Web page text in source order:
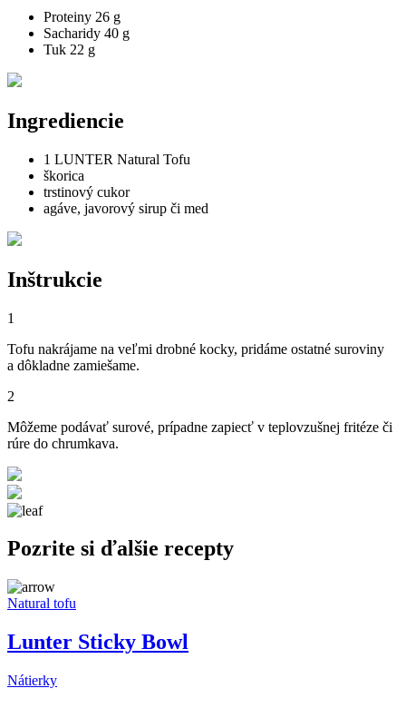
Proteiny 26 g
Sacharidy 40 g
Tuk 22 g
Ingrediencie
1 LUNTER Natural Tofu
škorica
trstinový cukor
agáve, javorový sirup či med
Inštrukcie
1
Tofu nakrájame na veľmi drobné kocky, pridáme ostatné suroviny
a dôkladne zamiešame.
2
Môžeme podávať surové, prípadne zapiecť v teplovzušnej fritéze či
rúre do chrumkava.
Pozrite si ďalšie recepty
Natural tofu
Lunter Sticky Bowl
Nátierky